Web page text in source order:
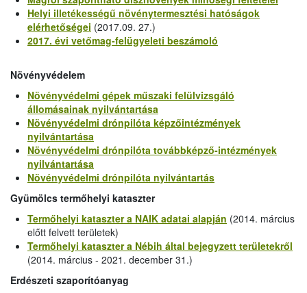
Helyi illetékességű növénytermesztési hatóságok
elérhetőségei (2017.09. 27.)
2017. évi vetőmag-felügyeleti beszámoló
Növényvédelem
Növényvédelmi gépek műszaki felülvizsgáló
állomásainak nyilvántartása
Növényvédelmi drónpilóta képzőintézmények
nyilvántartása
Növényvédelmi drónpilóta továbbképző-intézmények
nyilvántartása
Növényvédelmi drónpilóta nyilvántartás
Gyümölcs termőhelyi kataszter
Termőhelyi kataszter a NAIK adatai alapján (2014. március
előtt felvett területek)
Termőhelyi kataszter a Nébih által bejegyzett területekről
(2014. március - 2021. december 31.)
Erdészeti szaporítóanyag